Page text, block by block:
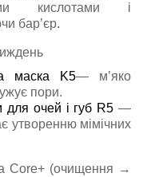
кислотами і
бар’єр.
маска K5— м’яко
пори.
очей і губ R5 —
утворенню мімічних
Core+ (очищення →